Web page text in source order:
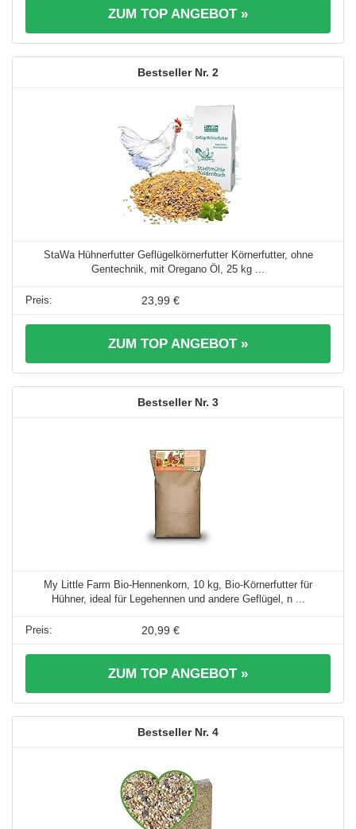
ZUM TOP ANGEBOT »
2
StaWa Hühnerfutter Geflügelkörnerfutter Körnerfutter, ohne
Gentechnik, mit Oregano Öl, 25 kg ...
23,99 €
ZUM TOP ANGEBOT »
3
My Little Farm Bio-Hennenkorn, 10 kg, Bio-Körnerfutter für
Hühner, ideal für Legehennen und andere Geflügel, n ...
20,99 €
ZUM TOP ANGEBOT »
4